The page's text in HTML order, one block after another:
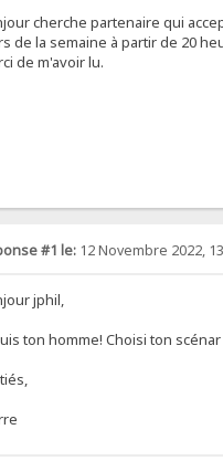
cherche partenaire qui
de la semaine à partir de 20
de m'avoir lu.
#1 le:12 Novembre 2022,
jphil,
ton homme! Choisi ton